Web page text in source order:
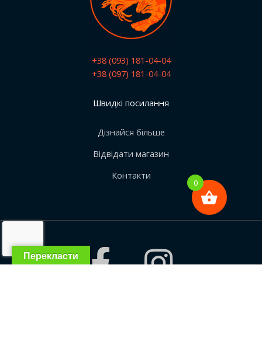
+38 (093) 181-04-04
+38 (097) 181-04-04
Швидкі посилання
Дізнайся більше
Відвідати магазин
Контакти
Перекласти
0